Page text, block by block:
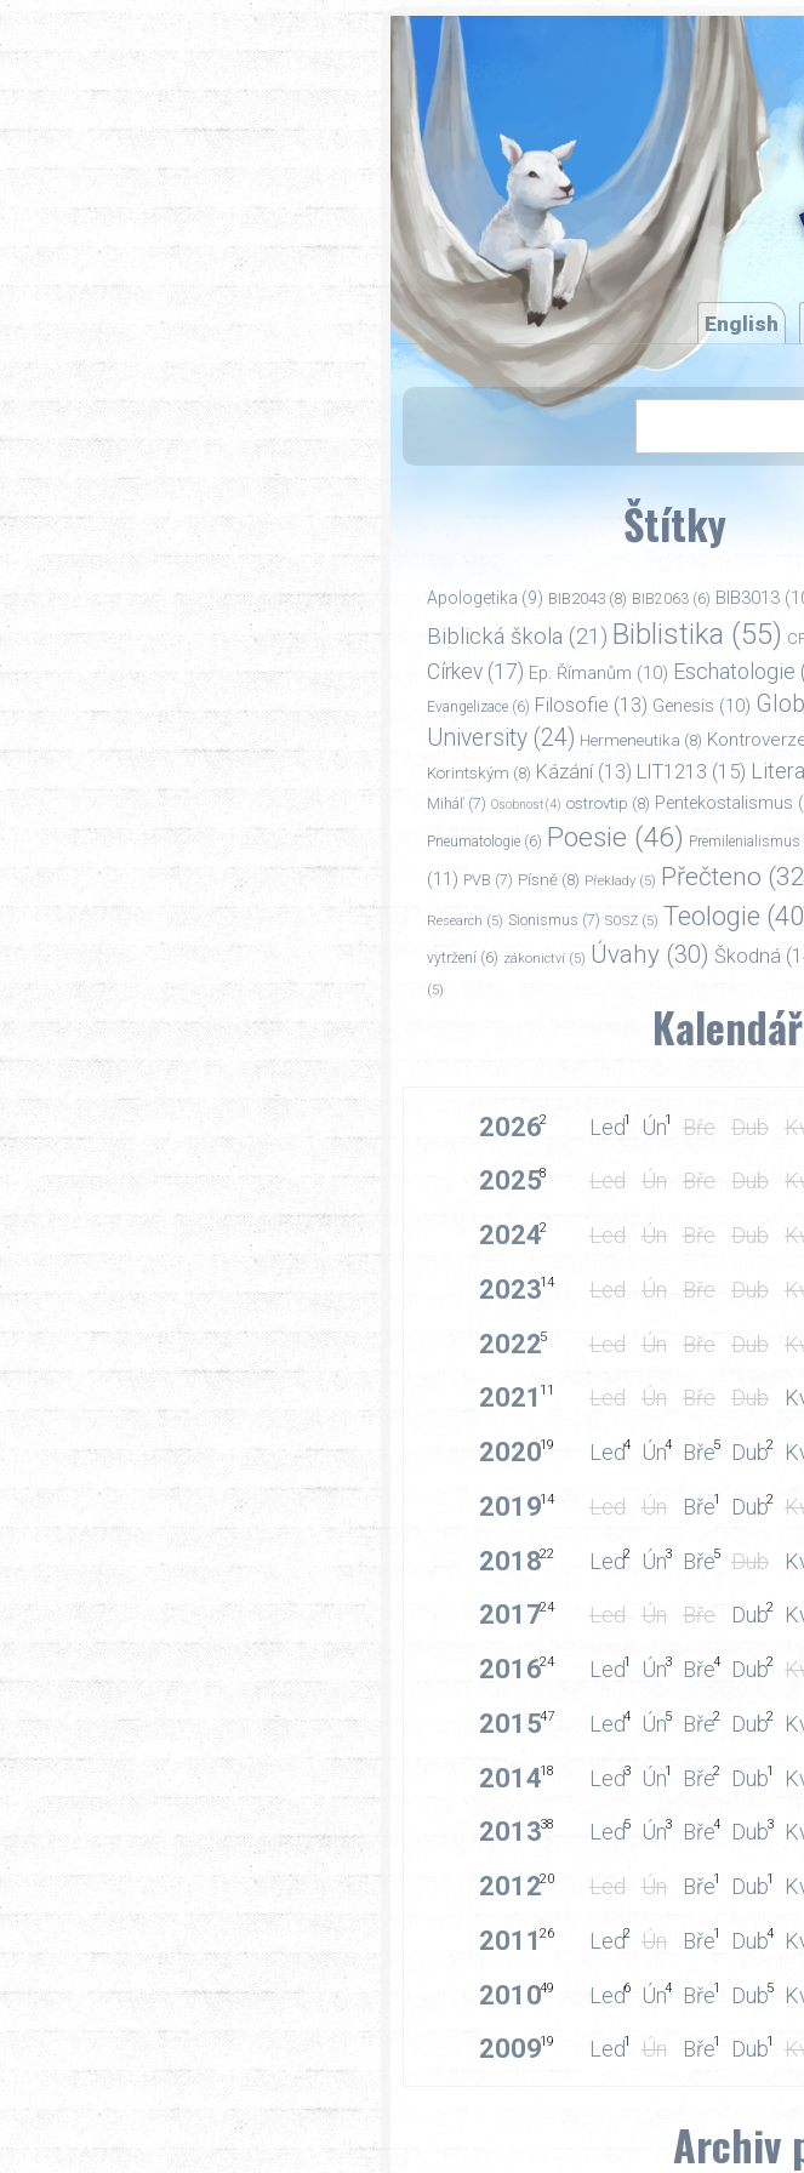
English
Štítky
Apologetika (9) BIB2043 (8) BIB2063 (6) BIB3013
Biblická škola (21) Biblistika (55)
Církev (17) Ep. Římanům (10) Eschatologie
Evangelizace (6) Filosofie (13) Genesis (10)
University (24) Hermeneutika (8)
Korintským (8) Kázání(13) LIT1213 (15)
Miháľ (7) Osobnost(4) ostrovtip (8) Pentekostalismus
Pneumatologie (6) Poesie (46) Premilenialismus
(11) PVB (7) Písně (8) Překlady (5) Přečteno
Research (5) Sionismus (7) SOSZ (5) Teologie
vytržení (6) zákonictví (5) Úvahy (30) Škodná
(5)
20262 Led1 Ún1 Bře Dub
20258 Led Ún Bře Dub
20242 Led Ún Bře Dub
202314 Led Ún Bře Dub
20225 Led Ún Bře Dub
202111 Led Ún Bře Dub
202019 Led4 Ún4 Bře5 Dub2
201914 Led Ún Bře1 Dub2
201822 Led2 Ún3 Bře5 Dub
201724 Led Ún Bře Dub2
201624 Led1 Ún3 Bře4 Dub2
201547 Led4 Ún5 Bře2 Dub2
201418 Led3 Ún1 Bře2 Dub1
201338 Led5 Ún3 Bře4 Dub3
201220 Led Ún Bře1 Dub1
201126 Led2 Ún Bře1 Dub4
201049 Led6 Ún4 Bře1 Dub5
200919 Led1 Ún Bře1 Dub1
Archiv